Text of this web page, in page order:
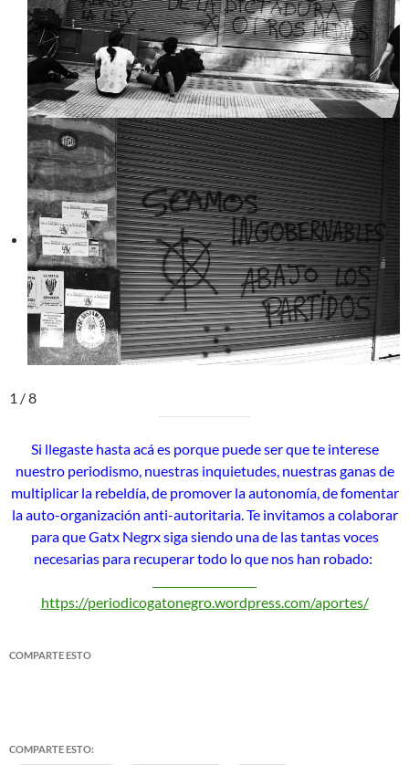
1 / 8
Si llegaste hasta acá es porque puede ser que te interese
nuestro periodismo, nuestras inquietudes, nuestras ganas de
multiplicar la rebeldía, de promover la autonomía, de fomentar
la auto-organización anti-autoritaria. Te invitamos a colaborar
para que Gatx Negrx siga siendo una de las tantas voces
necesarias para recuperar todo lo que nos han robado:
https://periodicogatonegro.wordpress.com/aportes/
COMPARTE ESTO
COMPARTE ESTO: